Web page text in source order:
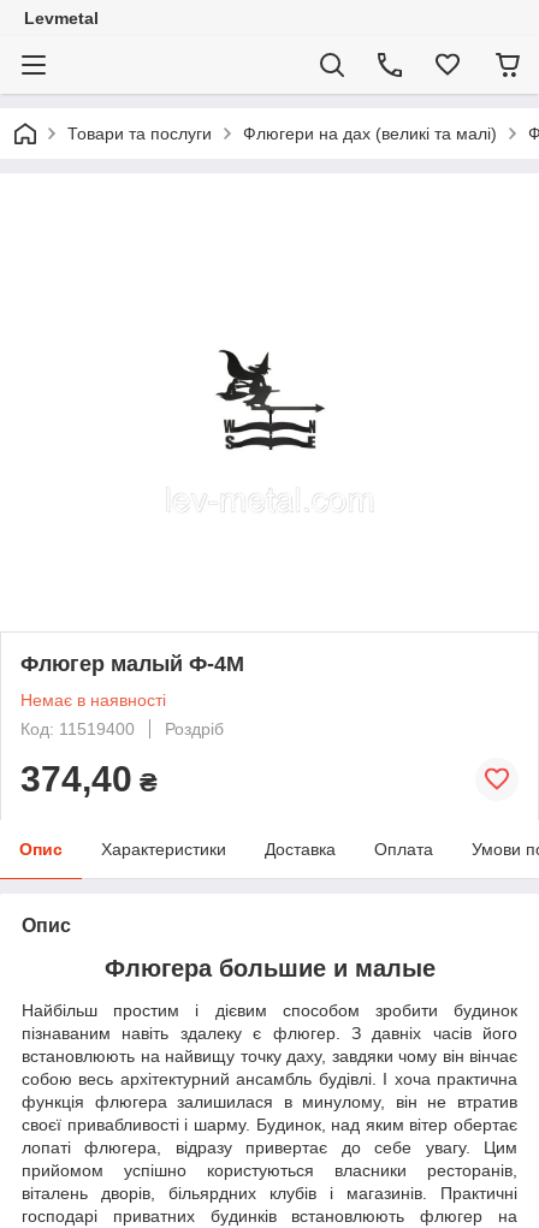
Levmetal
Товари та послуги Флюгери на дах (великі та малі)
Флюгер малый Ф-4М
Немає в наявності
Код: 11519400
Роздріб
374,40 ₴
Опис Характеристики Доставка Оплата Умови
Опис
Флюгера большие и малые
Найбільш простим і дієвим способом зробити будинок
пізнаваним навіть здалеку є флюгер. З давніх часів його
встановлюють на найвищу точку даху, завдяки чому він вінчає
собою весь архітектурний ансамбль будівлі. І хоча практична
функція флюгера залишилася в минулому, він не втратив
своєї привабливості і шарму. Будинок, над яким вітер обертає
лопаті флюгера, відразу привертає до себе увагу. Цим
прийомом успішно користуються власники ресторанів,
віталень дворів, більярдних клубів і магазинів. Практичні
господарі приватних будинків встановлюють флюгер на